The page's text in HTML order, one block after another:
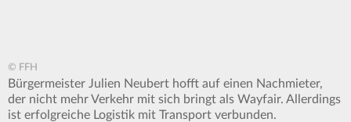
© FFH
Bürgermeister Julien Neubert hofft auf einen Nachmieter,
der nicht mehr Verkehr mit sich bringt als Wayfair. Allerdings
ist erfolgreiche Logistik mit Transport verbunden.